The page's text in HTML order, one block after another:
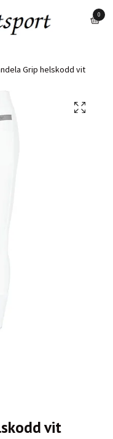
0
Grip helskodd vit
vit